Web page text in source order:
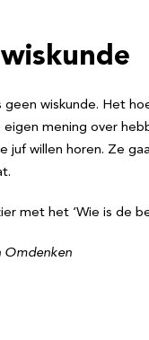
geen wiskunde. Het
eigen mening over
juf willen horen. Ze
met het ‘Wie is de
Omdenken